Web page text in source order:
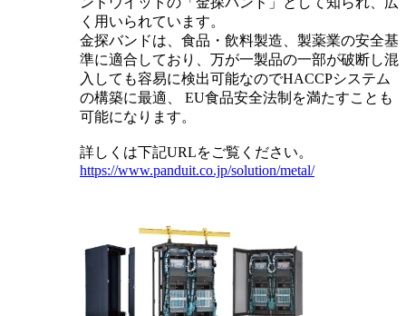
く用いられています。
金探バンドは、食品・飲料製造、製薬業の安全基
準に適合しており、万が一製品の一部が破断し混
入しても容易に検出可能なのでHACCPシステム
の構築に最適、 EU食品安全法制を満たすことも
可能になります。
詳しくは下記URLをご覧ください。
https://www.panduit.co.jp/solution/metal/